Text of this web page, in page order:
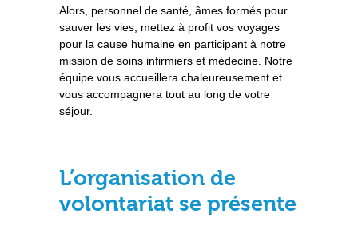
Alors, personnel de santé, âmes formés pour
sauver les vies, mettez à profit vos voyages
pour la cause humaine en participant à notre
mission de soins infirmiers et médecine. Notre
équipe vous accueillera chaleureusement et
vous accompagnera tout au long de votre
séjour.
L’organisation de
volontariat se présente